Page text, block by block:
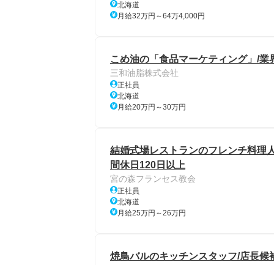
北海道
月給32万円～64万4,000円
こめ油の「食品マーケティング」/
三和油脂株式会社
正社員
北海道
月給20万円～30万円
結婚式場レストランのフレンチ料理
間休日120日以上
宮の森フランセス教会
正社員
北海道
月給25万円～26万円
焼鳥バルのキッチンスタッフ/店長